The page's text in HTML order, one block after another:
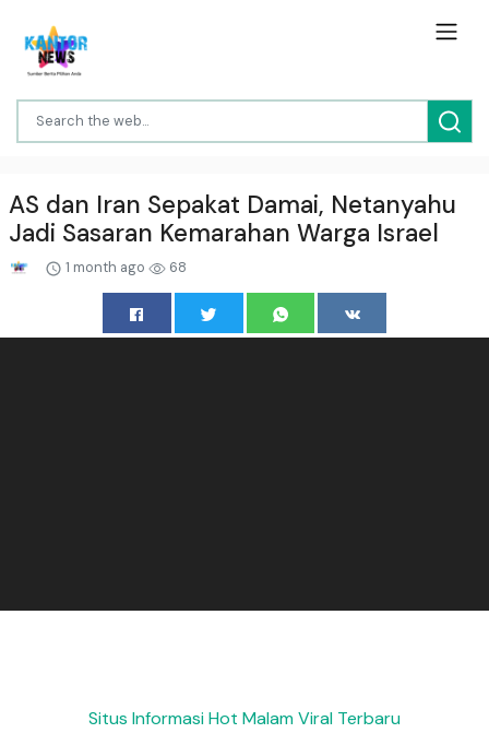
AS dan Iran Sepakat Damai, Netanyahu
Jadi Sasaran Kemarahan Warga Israel
1 month ago 68
Situs Informasi Hot Malam Viral Terbaru